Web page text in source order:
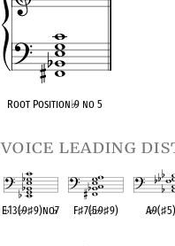
Root Position♭9 no 5
voice leading
E♭13(♭9♯9)no♭7 F♯7(♭5♭9♯9) A♭9(♯5)